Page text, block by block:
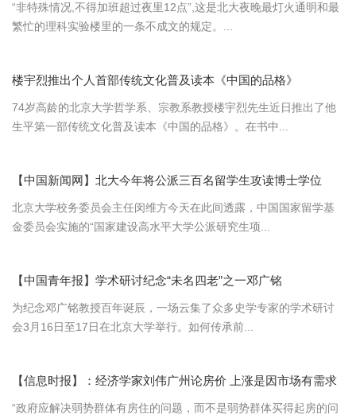
“非特殊情况,不得加班超过夜里12点”,这是北大夜晚最灯火通明和最
繁忙的理科实验楼里的一条不成文的规定。...
楼宇烈推出个人首部传统文化普及读本《中国的品格》
74岁高龄的北京大学哲学系、宗教系教授楼宇烈先生近日推出了他
生平第一部传统文化普及读本《中国的品格》。在书中...
【中国新闻网】北大今年将公派三百名留学生攻读博士学位
北京大学校务委员会主任闵维方今天在此间透露，中国国家留学基
金委员会实施的“国家建设高水平大学公派研究生项...
【中国青年报】学术研讨纪念“未名四老”之一邓广铭
为纪念邓广铭教授百年诞辰，一场云集了众多史学专家的学术研讨
会3月16日至17日在北京大学举行。如何传承前...
【信息时报】：经济学家刘伟广州论房价 上涨是因市场有需求
“政府应解决弱势群体有房住的问题，而不是弱势群体买得起房的问